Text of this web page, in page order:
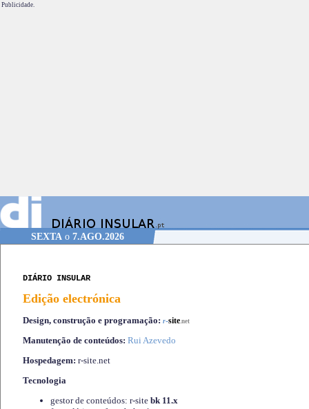
Publicidade.
SEXTA o 7.AGO.2026
DIÁRIO INSULAR
Edição electrónica
Design, construção e programação: r-site.net
Manutenção de conteúdos: Rui Azevedo
Hospedagem: r-site.net
Tecnologia
gestor de conteúdos: r-site bk 11.x